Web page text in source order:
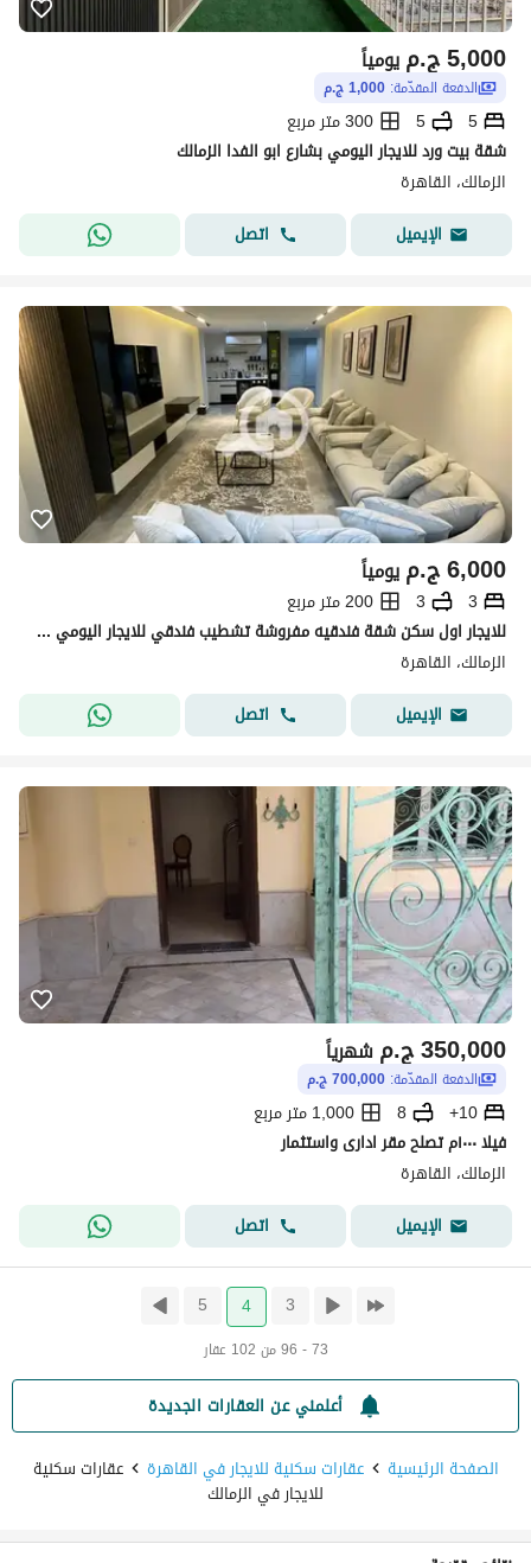
ج.م5,000 يومياً
الدفعة المقدّمة: 1,000 ج.م
5
5
300 متر مربع
شقة بيت ورد للايجار اليومي بشارع ابو الفدا الزمالك
الزمالك، القاهرة
الإيميل
اتصل
ج.م6,000 يومياً
3
3
200 متر مربع
للايجار اول سكن شقة فندقيه مفروشة تشطيب فندقي للايجار اليومي والشهري للعائلات للسكن الراقي والمميز
الزمالك، القاهرة
الإيميل
اتصل
ج.م350,000 شهرياً
الدفعة المقدّمة: 700,000 ج.م
10+
8
1,000 متر مربع
فيلا ١٠٠٠م تصلح مقر ادارى واستثمار
الزمالك، القاهرة
الإيميل
اتصل
3
4
5
73 - 96 من 102 عقار
أعلمني عن العقارات الجديدة
الصفحة الرئيسية
عقارات سكنية للايجار في القاهرة عقارات سكنية
للايجار في الزمالك